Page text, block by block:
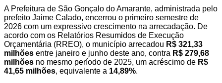
A Prefeitura de São Gonçalo do Amarante, administrada pelo
prefeito Jaime Calado, encerrou o primeiro semestre de
2026 com um expressivo crescimento na arrecadação. De
acordo com os Relatórios Resumidos de Execução
Orçamentária (RREO), o município arrecadou R$ 321,33
milhões entre janeiro e junho deste ano, contra R$ 279,68
milhões no mesmo período de 2025, um acréscimo de R$
41,65 milhões, equivalente a 14,89%.